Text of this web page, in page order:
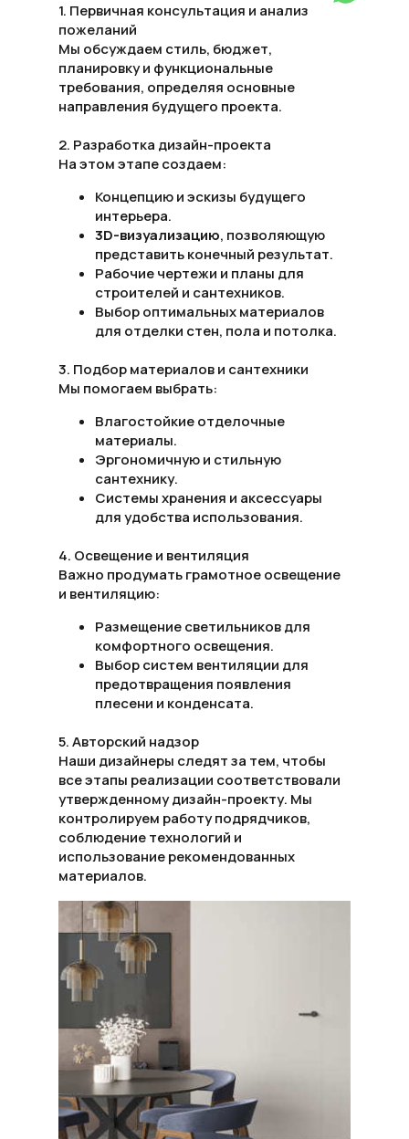
Ремонт
Контакты
Строительство
Недвижимость
1. Первичная консультация и анализ
пожеланий
Мы обсуждаем стиль, бюджет,
планировку и функциональные
требования, определяя основные
направления будущего проекта.
2. Разработка дизайн-проекта
На этом этапе создаем:
Концепцию и эскизы будущего
интерьера.
3D-визуализацию, позволяющую
представить конечный результат.
Рабочие чертежи и планы для
строителей и сантехников.
Выбор оптимальных материалов
для отделки стен, пола и потолка.
3. Подбор материалов и сантехники
Мы помогаем выбрать:
Влагостойкие отделочные
материалы.
Эргономичную и стильную
сантехнику.
Системы хранения и аксессуары
для удобства использования.
4. Освещение и вентиляция
Важно продумать грамотное освещение
и вентиляцию:
Размещение светильников для
комфортного освещения.
Выбор систем вентиляции для
предотвращения появления
плесени и конденсата.
5. Авторский надзор
Наши дизайнеры следят за тем, чтобы
все этапы реализации соответствовали
утвержденному дизайн-проекту. Мы
контролируем работу подрядчиков,
соблюдение технологий и
использование рекомендованных
материалов.
6. Финальная сдача ванной комнаты
После завершения всех работ мы
помогаем с установкой аксессуаров и
декоративных элементов, создавая
уютную и стильную атмосферу.